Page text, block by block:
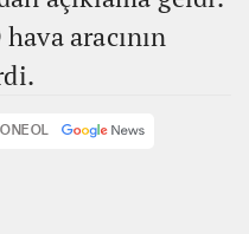
aracının
OL